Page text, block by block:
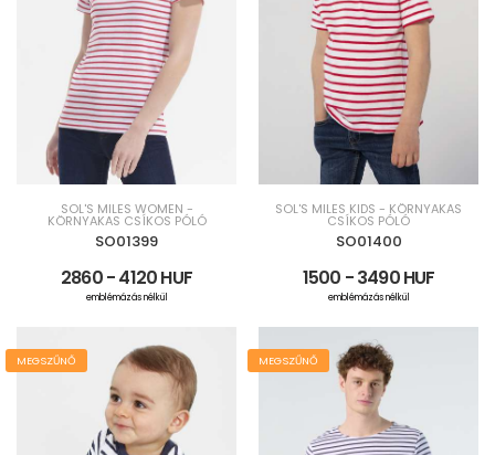
SOL'S MILES WOMEN -
KÖRNYAKAS CSÍKOS PÓLÓ
SO01399
2860 - 4120 HUF
emblémázás nélkül
SOL'S MILES KIDS - KÖRNYAKAS
CSÍKOS PÓLÓ
SO01400
1500 - 3490 HUF
emblémázás nélkül
MEGSZŰNŐ MEGSZŰNŐ